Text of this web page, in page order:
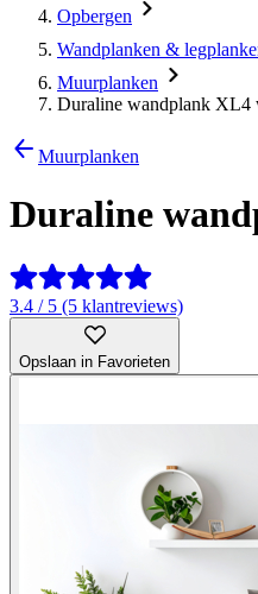
Opbergen
Wandplanken &
Muurplanken
Duraline wandplank XL4
Muurplanken
Duraline
3.4 / 5 (5 klantreviews)
Opslaan in Favorieten